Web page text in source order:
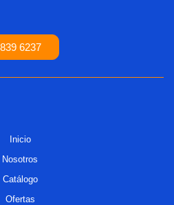
6237
Inicio
Nosotros
Catálogo
Ofertas